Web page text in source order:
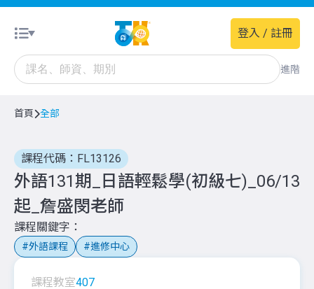
進階
登入 / 註冊
首頁 全部
課程代碼：FL13126
外語131期_日語輕鬆學(初級七)_06/13
起_詹盛閔老師
課程關鍵字
外語課程 進修中心
課程教室407